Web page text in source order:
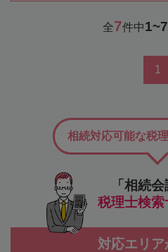
全7件中1~7
1
「相続
税理士検索
相続対応可能な税
対応エリ